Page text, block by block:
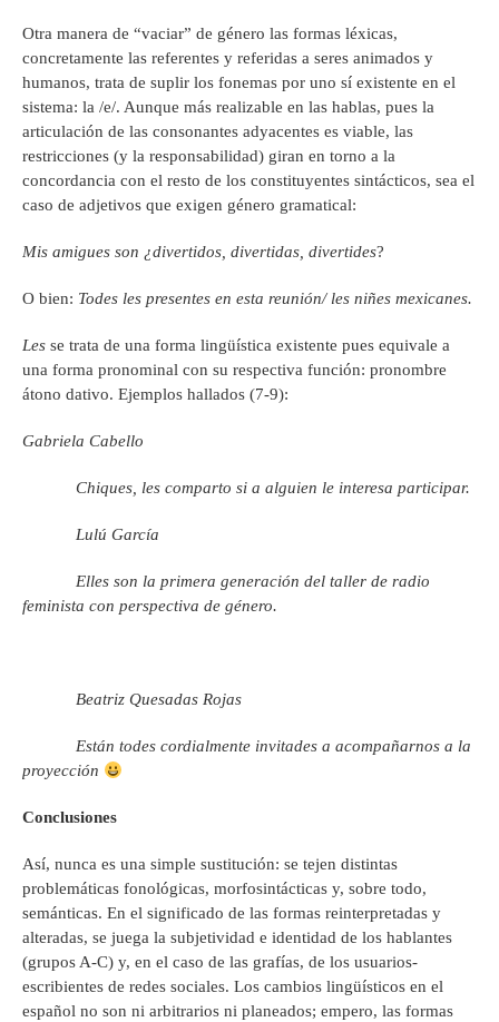
Otra manera de “vaciar” de género las formas léxicas,
concretamente las referentes y referidas a seres animados y
humanos, trata de suplir los fonemas por uno sí existente en el
sistema: la /e/. Aunque más realizable en las hablas, pues la
articulación de las consonantes adyacentes es viable, las
restricciones (y la responsabilidad) giran en torno a la
concordancia con el resto de los constituyentes sintácticos, sea el
caso de adjetivos que exigen género gramatical:
Mis amigues son ¿divertidos, divertidas, divertides?
O bien: Todes les presentes en esta reunión/ les niñes mexicanes.
Les se trata de una forma lingüística existente pues equivale a
una forma pronominal con su respectiva función: pronombre
átono dativo. Ejemplos hallados (7-9):
Gabriela Cabello
Chiques, les comparto si a alguien le interesa participar.
Lulú García
Elles son la primera generación del taller de radio
feminista con perspectiva de género.
Beatriz Quesadas Rojas
Están todes cordialmente invitades a acompañarnos a la
proyección
Conclusiones
Así, nunca es una simple sustitución: se tejen distintas
problemáticas fonológicas, morfosintácticas y, sobre todo,
semánticas. En el significado de las formas reinterpretadas y
alteradas, se juega la subjetividad e identidad de los hablantes
(grupos A-C) y, en el caso de las grafías, de los usuarios-
escribientes de redes sociales. Los cambios lingüísticos en el
español no son ni arbitrarios ni planeados; empero, las formas